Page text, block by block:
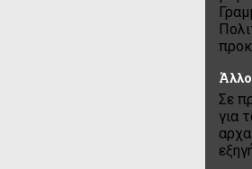
Σε
για